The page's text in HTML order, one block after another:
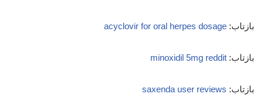
بازتاب: acyclovir for oral herpes dosage
بازتاب: minoxidil 5mg reddit
بازتاب: saxenda user reviews